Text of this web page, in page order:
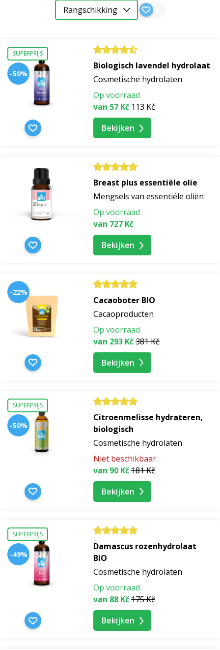
Rangschikking
SUPERPRIJS
-50%
Biologisch lavendel hydrolaat
Cosmetische hydrolaten
Op voorraad
van 57 Kč113 Kč
Bekijken
Breast plus essentiële olie
Mengsels van essentiële oliën
Op voorraad
van 727 Kč
Bekijken
-22%
Cacaoboter BIO
Cacaoproducten
Op voorraad
van 293 Kč381 Kč
Bekijken
SUPERPRIJS
-50%
Citroenmelisse hydrateren,
biologisch
Cosmetische hydrolaten
Niet beschikbaar
van 90 Kč181 Kč
Bekijken
SUPERPRIJS
-49%
Damascus rozenhydrolaat
BIO
Cosmetische hydrolaten
Op voorraad
van 88 Kč175 Kč
Bekijken